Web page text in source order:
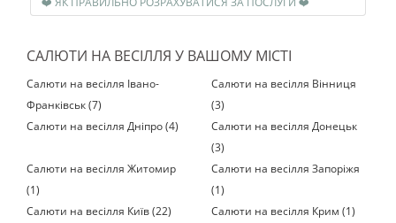
САЛЮТИ НА ВЕСІЛЛЯ У ВАШОМУ МІСТІ
Салюти на весілля Івано-
Франківськ (7)
Салюти на весілля Вінниця
(3)
Салюти на весілля Дніпро (4)
Салюти на весілля Донецьк
(3)
Салюти на весілля Житомир
(1)
Салюти на весілля Запоріжя
(1)
Салюти на весілля Київ (22)
Салюти на весілля Крим (1)